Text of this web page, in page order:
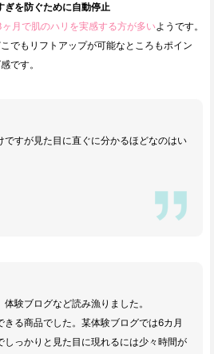
ぎを防ぐために自動停止
月で肌のハリを実感する方が多いようです。
でもリフトアップが可能なところもポイン
です。
ですが見た目に直ぐに分かるほどなのはい
験ブログなど読み漁りました。
きる商品でした。某体験ブログでは6カ月
しっかりと見た目に現れるには少々時間が